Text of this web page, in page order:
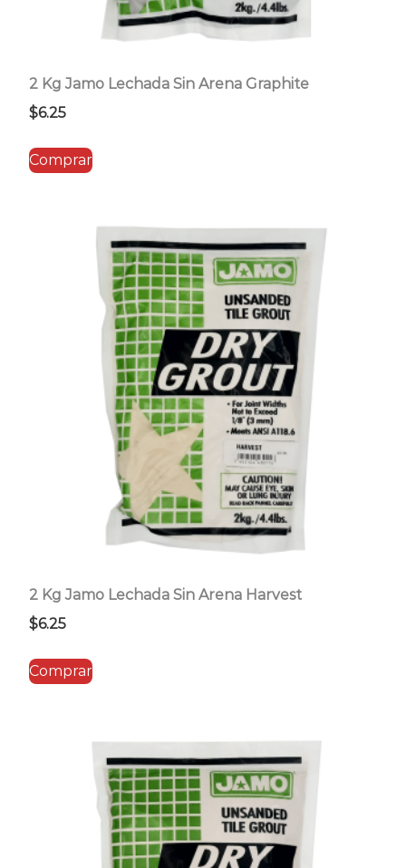
2 Kg Jamo Lechada Sin Arena Graphite
$6.25
Comprar
2 Kg Jamo Lechada Sin Arena Harvest
$6.25
Comprar